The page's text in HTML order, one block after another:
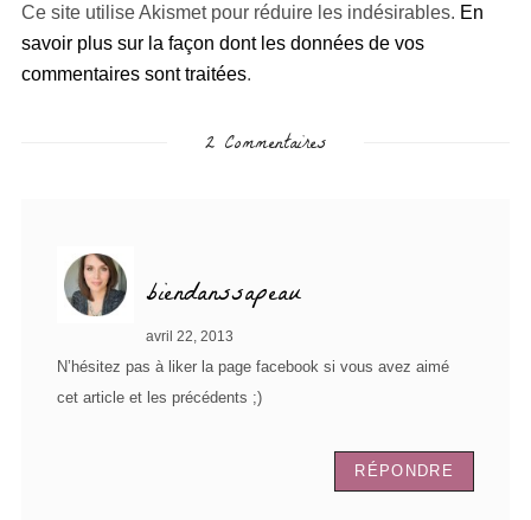
Ce site utilise Akismet pour réduire les indésirables. En
savoir plus sur la façon dont les données de vos
commentaires sont traitées.
2 Commentaires
biendanssapeau
avril 22, 2013
N’hésitez pas à liker la page facebook si vous avez aimé
cet article et les précédents ;)
RÉPONDRE